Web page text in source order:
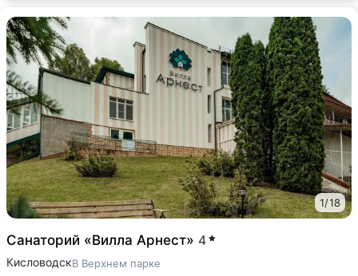
1/18
Санаторий «Вилла Арнест» 4
КисловодскВ Верхнем парке